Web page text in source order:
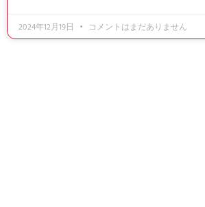
2024年12月19日 コメントはまだありません